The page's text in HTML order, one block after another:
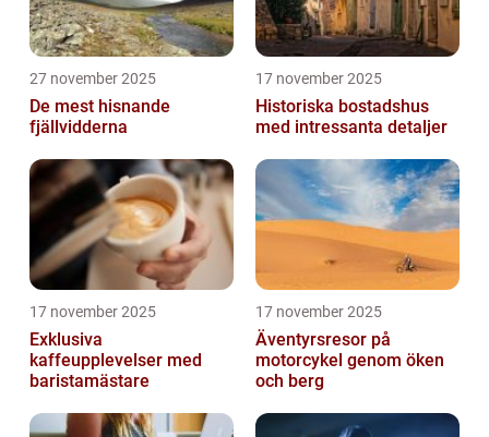
27 november 2025
De mest hisnande
fjällvidderna
17 november 2025
Historiska bostadshus
med intressanta detaljer
17 november 2025
Exklusiva
kaffeupplevelser med
baristamästare
17 november 2025
Äventyrsresor på
motorcykel genom öken
och berg